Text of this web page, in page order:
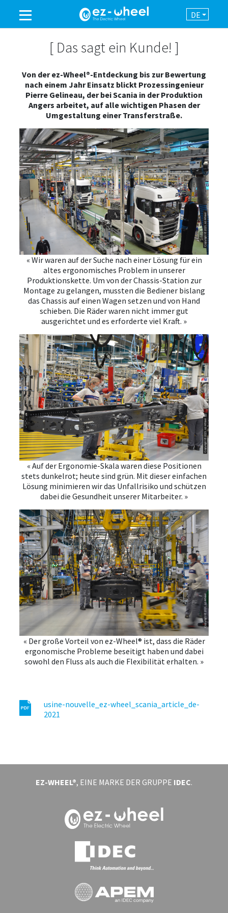
VERANSTALTUNGEN
ÜBER UNS
DOWNLOAD
ANMELDEN
DE
EINE MARKE DER GRUPPE
PRODUKTE
EINSATZBEREICHE
AUTOMATION
NEWSROOM
KONTAKT
[ Das sagt ein Kunde! ]
Von der ez-Wheel®-Entdeckung bis zur Bewertung
nach einem Jahr Einsatz blickt Prozessingenieur
Pierre Gelineau, der bei Scania in der Produktion
Angers arbeitet, auf alle wichtigen Phasen der
Umgestaltung einer Transferstraße.
« Wir waren auf der Suche nach einer Lösung für ein
altes ergonomisches Problem in unserer
Produktionskette. Um von der Chassis-Station zur
Montage zu gelangen, mussten die Bediener bislang
das Chassis auf einen Wagen setzen und von Hand
schieben. Die Räder waren nicht immer gut
ausgerichtet und es erforderte viel Kraft. »
« Auf der Ergonomie-Skala waren diese Positionen
stets dunkelrot; heute sind grün. Mit dieser einfachen
Lösung minimieren wir das Unfallrisiko und schützen
dabei die Gesundheit unserer Mitarbeiter. »
« Der große Vorteil von ez-Wheel® ist, dass die Räder
ergonomische Probleme beseitigt haben und dabei
sowohl den Fluss als auch die Flexibilität erhalten. »
usine-nouvelle_ez-wheel_scania_article_de-
2021
EZ-WHEEL®, EINE MARKE DER GRUPPE IDEC.